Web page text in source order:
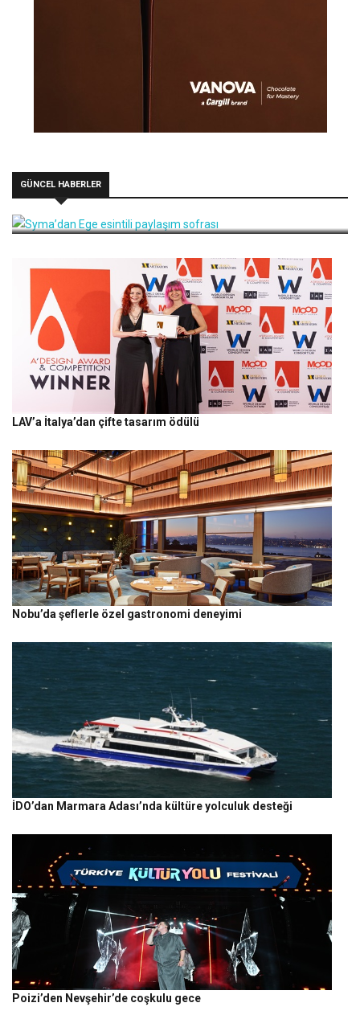
GÜNCEL HABERLER
Syma’dan Ege esintili paylaşım sofrası
LAV’a İtalya’dan çifte tasarım ödülü
Nobu’da şeflerle özel gastronomi deneyimi
İDO’dan Marmara Adası’nda kültüre yolculuk desteği
Poizi’den Nevşehir’de coşkulu gece